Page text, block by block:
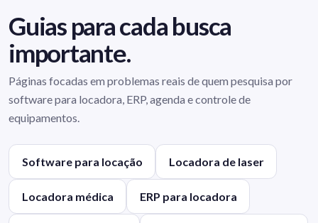
Guias para cada busca
importante.
Páginas focadas em problemas reais de quem pesquisa por
software para locadora, ERP, agenda e controle de
equipamentos.
Software para locação Locadora de laser
Locadora médica ERP para locadora